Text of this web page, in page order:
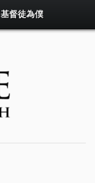
基督徒為僕